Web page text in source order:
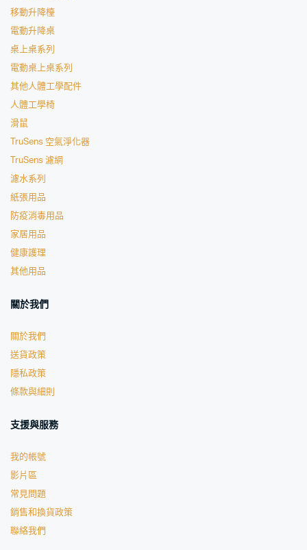
移動升降檯
電動升降桌
桌上桌系列
電動桌上桌系列
其他人體工學配件
人體工學椅
滑鼠
TruSens 空氣淨化器
TruSens 濾網
濾水系列
紙張用品
防疫消毒用品
家居用品
健康護理
其他用品
關於我們
關於我們
送貨政策
隱私政策
條款與細則
支援與服務
我的帳號
影片區
常見問題
銷售和換貨政策
聯絡我們